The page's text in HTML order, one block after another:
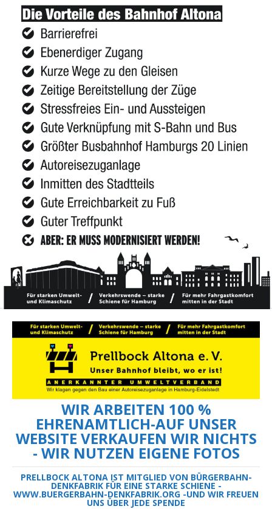
WIR ARBEITEN 100 %
EHRENAMTLICH-AUF UNSER
WEBSITE VERKAUFEN WIR NICHTS
- WIR NUTZEN EIGENE FOTOS
PRELLBOCK ALTONA IST MITGLIED VON BÜRGERBAHN-
DENKFABRIK FÜR EINE STARKE SCHIENE -
WWW.BUERGERBAHN-DENKFABRIK.ORG -UND WIR FREUEN
UNS ÜBER JEDE SPENDE